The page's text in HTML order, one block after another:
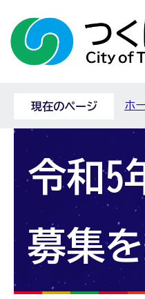
現在のページ ホ
令和5
募集